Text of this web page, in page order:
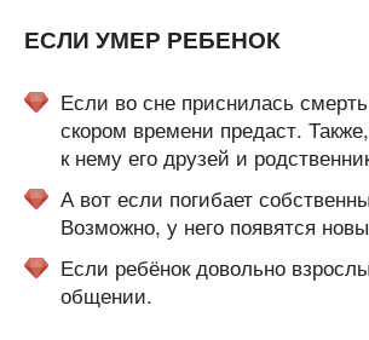
ЕСЛИ УМЕР РЕБЕНОК
Если во сне приснилась
скором времени предаст.
к нему его друзей и
А вот если погибает
Возможно, у него появятся
Если ребёнок довольно
общении.